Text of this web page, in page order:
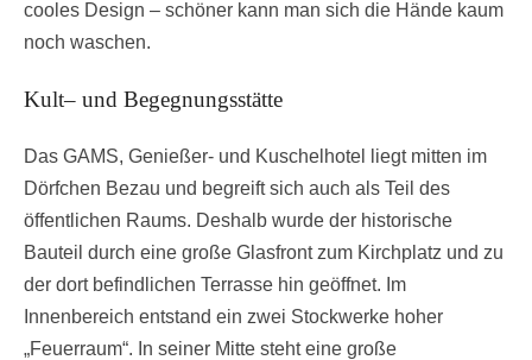
cooles Design – schöner kann man sich die Hände kaum
noch waschen.
Kult– und Begegnungsstätte
Das GAMS, Genießer- und Kuschelhotel liegt mitten im
Dörfchen Bezau und begreift sich auch als Teil des
öffentlichen Raums. Deshalb wurde der historische
Bauteil durch eine große Glasfront zum Kirchplatz und zu
der dort befindlichen Terrasse hin geöffnet. Im
Innenbereich entstand ein zwei Stockwerke hoher
„Feuerraum“. In seiner Mitte steht eine große